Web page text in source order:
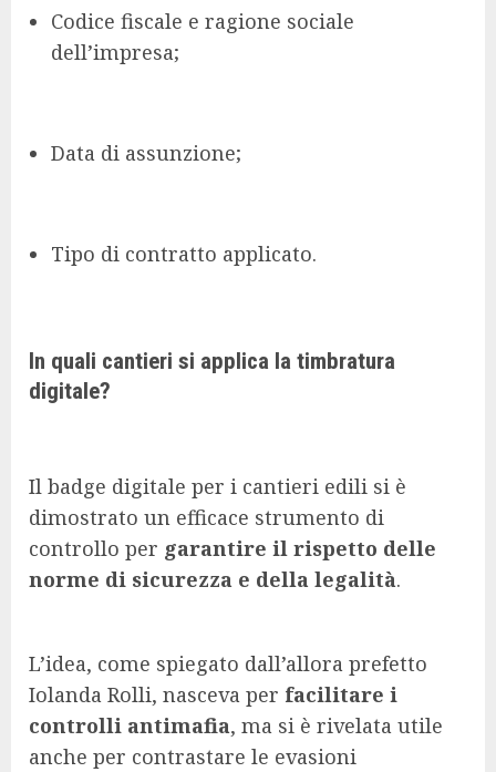
Codice fiscale e ragione sociale
dell’impresa;
Data di assunzione;
Tipo di contratto applicato.
In quali cantieri si applica la timbratura
digitale?
Il badge digitale per i cantieri edili si è
dimostrato un efficace strumento di
controllo per garantire il rispetto delle
norme di sicurezza e della legalità.
L’idea, come spiegato dall’allora prefetto
Iolanda Rolli, nasceva per facilitare i
controlli antimafia, ma si è rivelata utile
anche per contrastare le evasioni